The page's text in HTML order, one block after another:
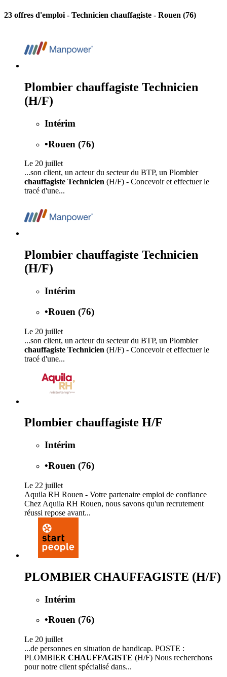
23 offres d'emploi - Technicien chauffagiste - Rouen (76)
Plombier chauffagiste Technicien
(H/F)
Intérim
•Rouen (76)
Le 20 juillet
...son client, un acteur du secteur du BTP, un Plombier
chauffagiste Technicien (H/F) - Concevoir et effectuer le
tracé d'une...
Plombier chauffagiste Technicien
(H/F)
Intérim
•Rouen (76)
Le 20 juillet
...son client, un acteur du secteur du BTP, un Plombier
chauffagiste Technicien (H/F) - Concevoir et effectuer le
tracé d'une...
Plombier chauffagiste H/F
Intérim
•Rouen (76)
Le 22 juillet
Aquila RH Rouen - Votre partenaire emploi de confiance
Chez Aquila RH Rouen, nous savons qu'un recrutement
réussi repose avant...
PLOMBIER CHAUFFAGISTE (H/F)
Intérim
•Rouen (76)
Le 20 juillet
...de personnes en situation de handicap. POSTE :
PLOMBIER CHAUFFAGISTE (H/F) Nous recherchons
pour notre client spécialisé dans...